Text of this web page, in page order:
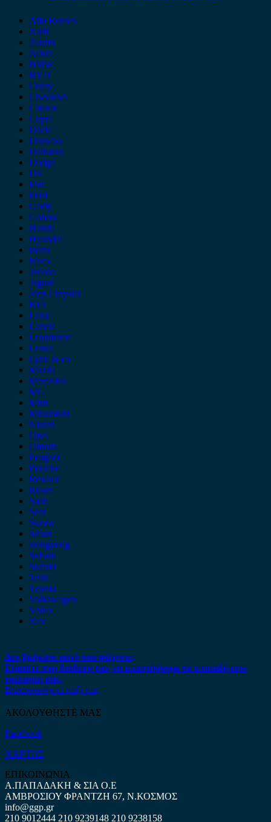
Alfa Romeo
Audi
Austin
Acura
BMW
BYD
Chery
Chevrolet
Citroen
Cupra
Dacia
Daewoo
Daihatsu
Dodge
DS
Fiat
Ford
Geely
Gonow
Honda
Hyundai
Isuzu
iveco
Jaecoo
Jaguar
Jeep Chrysler
KIA
Lada
Lancia
Leapmotor
Lexus
Lynk & co
Mazda
Mercedes
MG
Mini
Mitsubishi
Nissan
Opel
Omoda
Peugeot
Porsche
Renault
Rover
Saab
Seat
Skoda
Smart
ssangyong
Subaru
Suzuki
Tesla
Toyota
Volkswagen
Volvo
Xev
Δεν βρήκατε αυτό που ψάχνετε;
Είμαστε στη διάθεση σας να απαντήσουμε σε οποιαδήποτε
ερώτηση σας.
Επικοινωνήστε μαζί μας
ΑΚΟΛΟΥΘΗΣΤΕ ΜΑΣ
Facebook
ΧΑΡΤΗΣ
ΕΠΙΚΟΙΝΩΝΙΑ
Α.ΠΑΠΑΔΑΚΗ & ΣΙΑ Ο.Ε
ΑΜΒΡΟΣΙΟΥ ΦΡΑΝΤΖΗ 67, Ν.ΚΟΣΜΟΣ
info@ggp.gr
210 9012444 210 9239148 210 9238158